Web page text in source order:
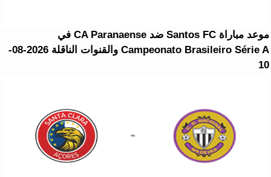
موعد مباراة Santos FC ضد CA Paranaense في
Campeonato Brasileiro Série A والقنوات الناقلة 2026-08-
10